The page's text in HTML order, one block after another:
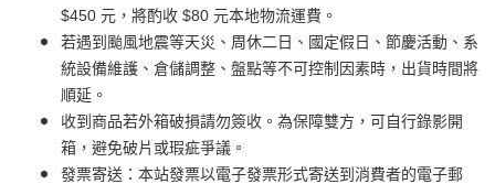
$450 元，將酌收 $80 元本地物流運費。
若遇到颱風地震等天災、周休二日、國定假日、節慶活動、系
統設備維護、倉儲調整、盤點等不可控制因素時，出貨時間將
順延。
收到商品若外箱破損請勿簽收。為保障雙方，可自行錄影開
箱，避免破片或瑕疵爭議。
發票寄送：本站發票以電子發票形式寄送到消費者的電子郵